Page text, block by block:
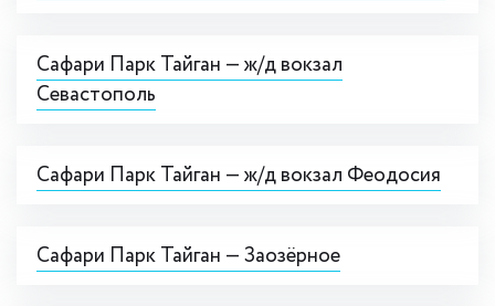
Сафари Парк Тайган — ж/д вокзал
Севастополь
Сафари Парк Тайган — ж/д вокзал Феодосия
Сафари Парк Тайган — Заозёрное